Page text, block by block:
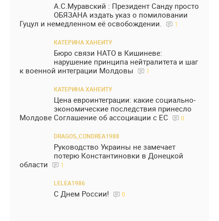
А.С.Муравский : Президент Санду просто
ОБЯЗАНА издать указ о помиловании
Гуцул и немедленном её освобождении.
1
КАТЕРИНА ХАНЕИТУ
Бюро связи НАТО в Кишиневе:
нарушение принципа нейтралитета и шаг
к военной интеграции Молдовы
1
КАТЕРИНА ХАНЕИТУ
Цена евроинтеграции: какие социально-
экономические последствия принесло
Молдове Соглашение об ассоциации с ЕС
0
DRAGOS_CONDREA1988
Руководство Украины не замечает
потерю Константиновки в Донецкой
области
1
LELEA1986
С Днем России! 0